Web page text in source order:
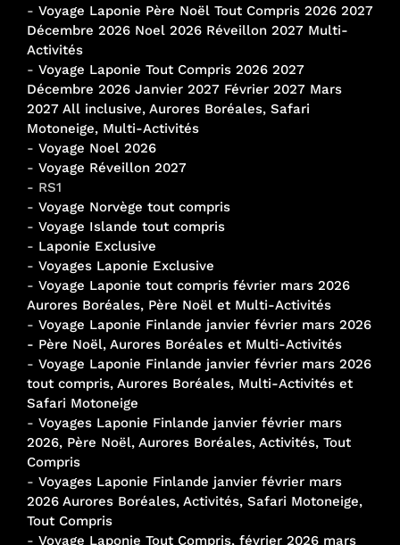
- Voyage Laponie Père Noël Tout Compris 2026 2027
Décembre 2026 Noel 2026 Réveillon 2027 Multi-
Activités
- Voyage Laponie Tout Compris 2026 2027
Décembre 2026 Janvier 2027 Février 2027 Mars
2027 All inclusive, Aurores Boréales, Safari
Motoneige, Multi-Activités
- Voyage Noel 2026
- Voyage Réveillon 2027
- RS1
- Voyage Norvège tout compris
- Voyage Islande tout compris
- Laponie Exclusive
- Voyages Laponie Exclusive
- Voyage Laponie tout compris février mars 2026
Aurores Boréales, Père Noël et Multi-Activités
- Voyage Laponie Finlande janvier février mars 2026
- Père Noël, Aurores Boréales et Multi-Activités
- Voyage Laponie Finlande janvier février mars 2026
tout compris, Aurores Boréales, Multi-Activités et
Safari Motoneige
- Voyages Laponie Finlande janvier février mars
2026, Père Noël, Aurores Boréales, Activités, Tout
Compris
- Voyages Laponie Finlande janvier février mars
2026 Aurores Boréales, Activités, Safari Motoneige,
Tout Compris
- Voyage Laponie Tout Compris, février 2026 mars